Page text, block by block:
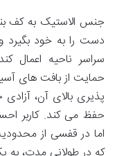
جنس الاستیک به کف
دست را به خود بگیرد
سراسر ناحیه اعمال
حمایت از بافت های
پذیری بالای آن، آزادی
حفظ می کند. کاربر
اما در قفسی از